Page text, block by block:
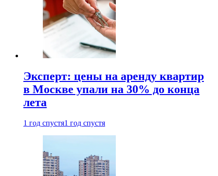
Эксперт: цены на аренду квартир
в Москве упали на 30% до конца
лета
1 год спустя1 год спустя